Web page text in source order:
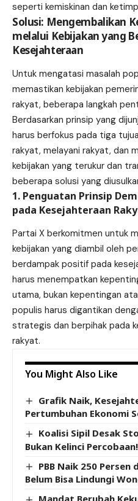
seperti kemiskinan dan
Solusi: Mengembalikan
melalui Kebijakan yang
Kesejahteraan
Untuk mengatasi masalah
memastikan kebijakan
rakyat, beberapa langkah
Berdasarkan prinsip yang
harus berfokus pada tiga
rakyat, melayani rakyat, dan
kebijakan yang terukur dan
beberapa solusi yang
1. Penguatan Prinsip
pada Kesejahteraan
Partai X berkomitmen untuk
kebijakan yang diambil oleh
berdampak positif pada
harus menempatkan
utama, bukan kepentingan
populis harus digantikan
strategis dan berpihak pada
rakyat.
You Might Also Like
Grafik Naik,
Pertumbuhan Ekonomi
Koalisi Sipil Desak
Bukan Kelinci Percobaan!
PBB Naik 250
Belum Bisa Lindungi